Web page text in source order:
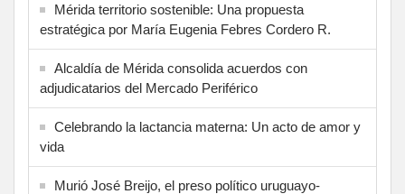
Mérida territorio sostenible: Una propuesta
estratégica por María Eugenia Febres Cordero R.
Alcaldía de Mérida consolida acuerdos con
adjudicatarios del Mercado Periférico
Celebrando la lactancia materna: Un acto de amor y
vida
Murió José Breijo, el preso político uruguayo-